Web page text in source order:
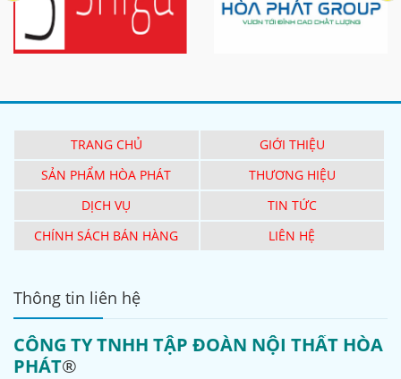
TRANG CHỦ
GIỚI THIỆU
SẢN PHẨM HÒA PHÁT
THƯƠNG HIỆU
DỊCH VỤ
TIN TỨC
CHÍNH SÁCH BÁN HÀNG
LIÊN HỆ
Thông tin liên hệ
CÔNG TY TNHH TẬP ĐOÀN NỘI THẤT HÒA
PHÁT®